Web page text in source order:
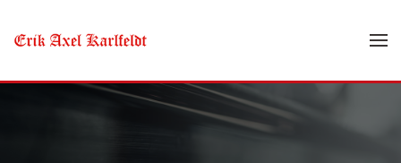
Skip to main content